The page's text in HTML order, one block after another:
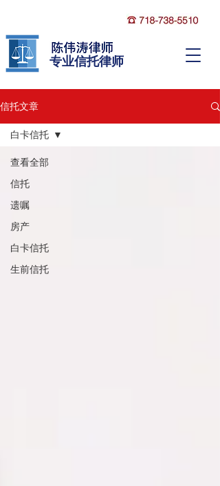
​专业信托律师
信托文章
查看全部
信托
遗嘱
房产
白卡信托
生前信托
白卡信托